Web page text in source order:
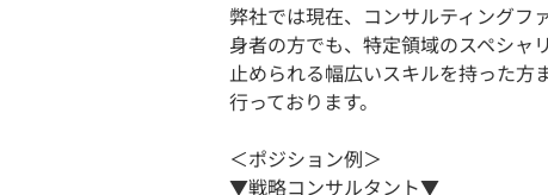
弊社では現在、コンサルティングフ
身者の方でも、特定領域のスペシャ
止められる幅広いスキルを持った方
行っております。
＜ポジション例＞
▼戦略コンサルタント▼